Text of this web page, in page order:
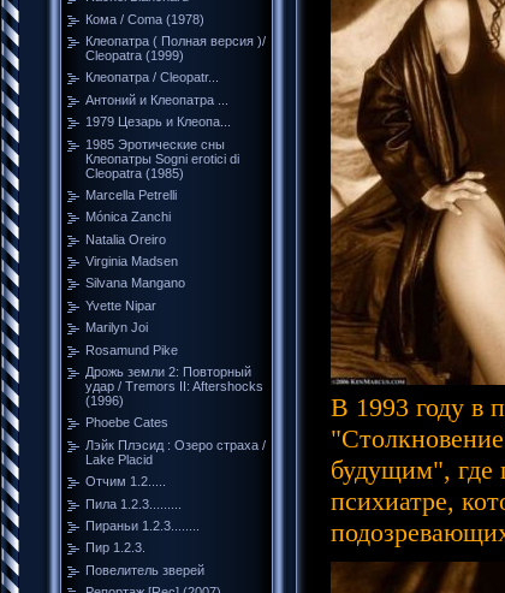
Кома / Coma (1978)
Клеопатра ( Полная версия )/
Cleopatra (1999)
Клеопатра / Cleopatr...
Антоний и Клеопатра ...
1979 Цезарь и Клеопа...
1985 Эротические сны
Клеопатры Sogni erotici di
Cleopatra (1985)
Marcella Petrelli
Mónica Zanchi
Natalia Oreiro
Virginia Madsen
Silvana Mangano
Yvette Nipar
Marilyn Joi
Rosamund Pike
Дрожь земли 2: Повторный
удар / Tremors II: Aftershocks
(1996)
Phoebe Cates
Лэйк Плэсид : Озеро страха /
Lake Placid
Отчим 1.2.....
Пила 1.2.3.........
Пираньи 1.2.3........
Пир 1.2.3.
Повелитель зверей
В 1993 году в
будущим", где
психиатре,